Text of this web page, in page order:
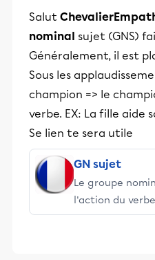
Salut
nominal sujet (GNS)
Généralement, il est
Sous les
champion => le
verbe. EX: La fille aide
Se lien te sera utile
GN sujet
Le groupe
l'action du
placé avant le